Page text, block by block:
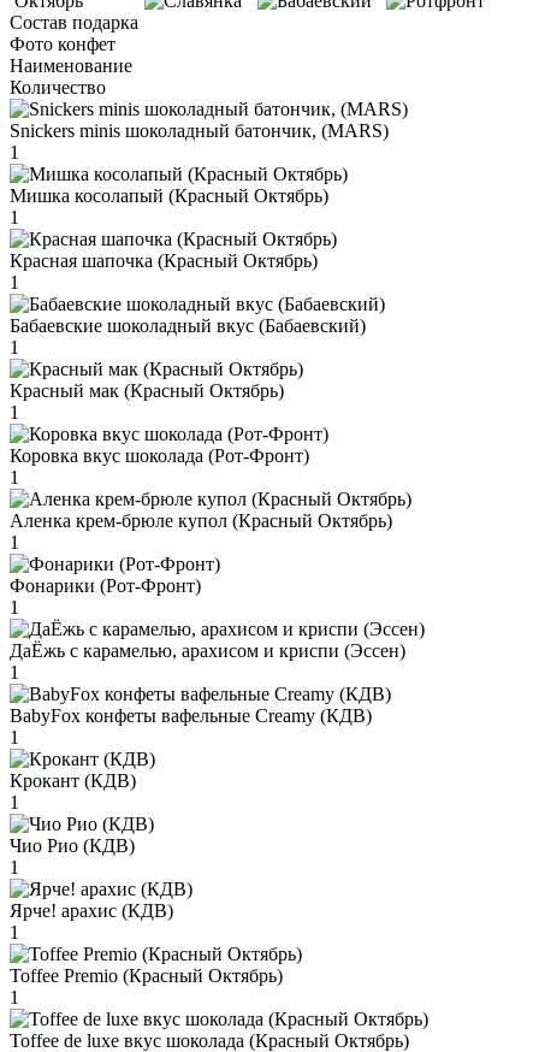
Состав подарка
Фото конфет
Наименование
Количество
Snickers minis шоколадный батончик, (MARS)
1
Мишка косолапый (Красный Октябрь)
1
Красная шапочка (Красный Октябрь)
1
Бабаевские шоколадный вкус (Бабаевский)
1
Красный мак (Красный Октябрь)
1
Коровка вкус шоколада (Рот-Фронт)
1
Аленка крем-брюле купол (Красный Октябрь)
1
Фонарики (Рот-Фронт)
1
ДаЁжь с карамелью, арахисом и криспи (Эссен)
1
BabyFox конфеты вафельные Creamy (КДВ)
1
Крокант (КДВ)
1
Чио Рио (КДВ)
1
Ярче! арахис (КДВ)
1
Toffee Premio (Красный Октябрь)
1
Toffee de luxe вкус шоколада (Красный Октябрь)